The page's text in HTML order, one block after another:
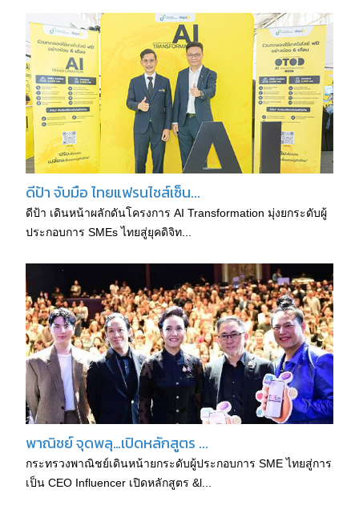
ดีป้า จับมือ ไทยแฟรนไชส์เซ็น...
ดีป้า เดินหน้าผลักดันโครงการ AI Transformation มุ่งยกระดับผู้
ประกอบการ SMEs ไทยสู่ยุคดิจิท...
พาณิชย์ จุดพลุ…เปิดหลักสูตร ...
กระทรวงพาณิชย์เดินหน้ายกระดับผู้ประกอบการ SME ไทยสู่การ
เป็น CEO Influencer เปิดหลักสูตร &l...